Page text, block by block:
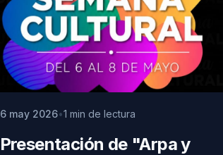
6 may 2026 1 min de lectura
Presentación de "Arpa y